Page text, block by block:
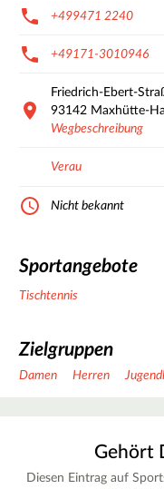
+499471 2240
+49171-3010946
Friedrich-Ebert-
93142 Maxhütte-
Wegbeschreibung
Verau
Nicht bekannt
Sportangebote
Tischtennis
Zielgruppen
Damen Herren
Gehört
Diesen Eintrag auf